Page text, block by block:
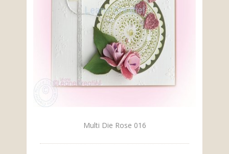
Multi Die Rose 016